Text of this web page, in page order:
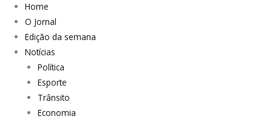
Home
O Jornal
Edição da semana
Notícias
Política
Esporte
Trânsito
Economia